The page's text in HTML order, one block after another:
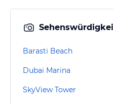
Barasti Beach
Dubai Marina
SkyView Tower